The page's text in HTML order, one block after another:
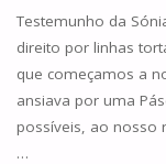
Testemunho da
direito por linhas
que começamos a
ansiava por uma
possíveis, ao nosso
…